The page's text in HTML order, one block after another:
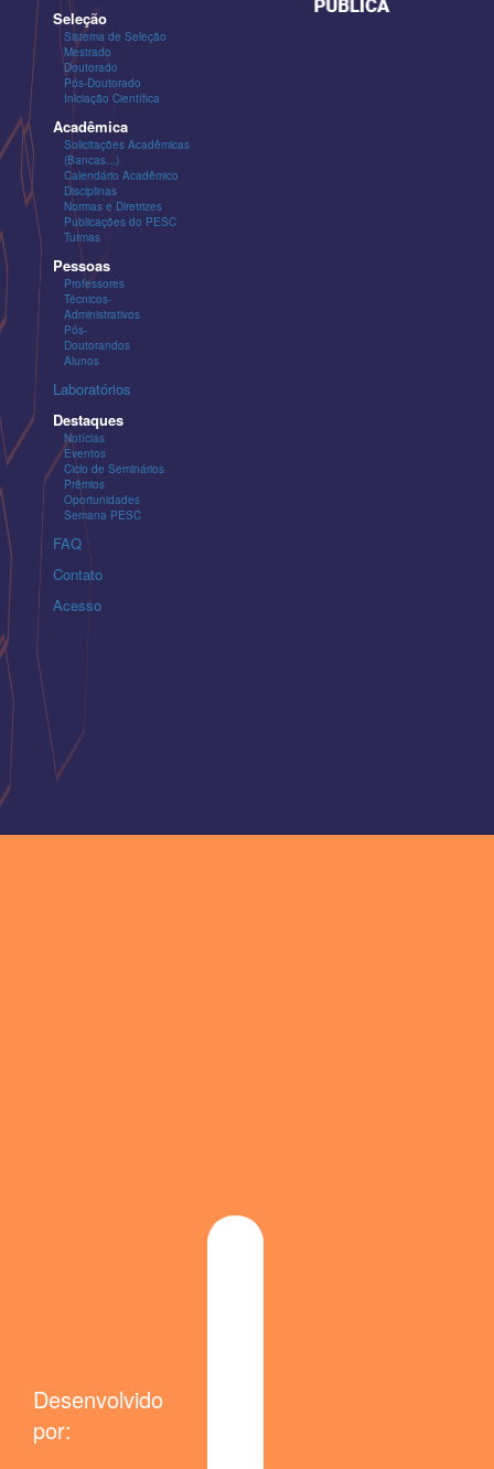
Seleção
Sistema de Seleção
Mestrado
Doutorado
Pós-Doutorado
Iniciação Científica
Acadêmica
Solicitações Acadêmicas
(Bancas...)
Calendário Acadêmico
Disciplinas
Normas e Diretrizes
Publicações do PESC
Turmas
Pessoas
Professores
Técnicos-
Administrativos
Pós-
Doutorandos
Alunos
Laboratórios
Destaques
Notícias
Eventos
Ciclo de Seminários
Prêmios
Oportunidades
Semana PESC
FAQ
Contato
Acesso
Desenvolvido
por: